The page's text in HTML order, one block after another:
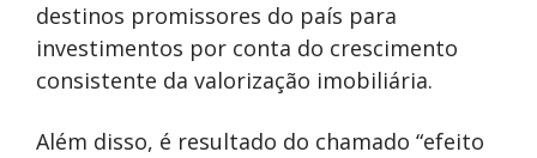
destinos promissores do país para
investimentos por conta do crescimento
consistente da valorização imobiliária.
Além disso, é resultado do chamado “efeito